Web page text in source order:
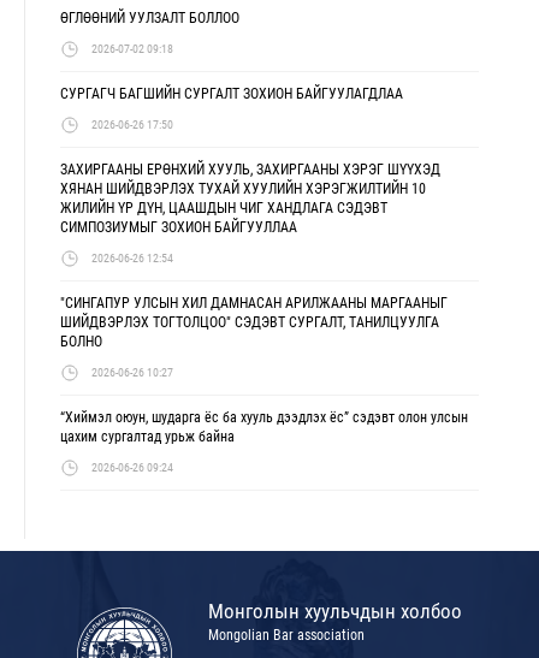
ӨГЛӨӨНИЙ УУЛЗАЛТ БОЛЛОО
2026-07-02 09:18
СУРГАГЧ БАГШИЙН СУРГАЛТ ЗОХИОН БАЙГУУЛАГДЛАА
2026-06-26 17:50
ЗАХИРГААНЫ ЕРӨНХИЙ ХУУЛЬ, ЗАХИРГААНЫ ХЭРЭГ ШҮҮХЭД
ХЯНАН ШИЙДВЭРЛЭХ ТУХАЙ ХУУЛИЙН ХЭРЭГЖИЛТИЙН 10
ЖИЛИЙН ҮР ДҮН, ЦААШДЫН ЧИГ ХАНДЛАГА СЭДЭВТ
СИМПОЗИУМЫГ ЗОХИОН БАЙГУУЛЛАА
2026-06-26 12:54
"СИНГАПУР УЛСЫН ХИЛ ДАМНАСАН АРИЛЖААНЫ МАРГААНЫГ
ШИЙДВЭРЛЭХ ТОГТОЛЦОО" СЭДЭВТ СУРГАЛТ, ТАНИЛЦУУЛГА
БОЛНО
2026-06-26 10:27
“Хиймэл оюун, шударга ёс ба хууль дээдлэх ёс” сэдэвт олон улсын
цахим сургалтад урьж байна
2026-06-26 09:24
Монголын хуульчдын холбоо
Mongolian Bar association